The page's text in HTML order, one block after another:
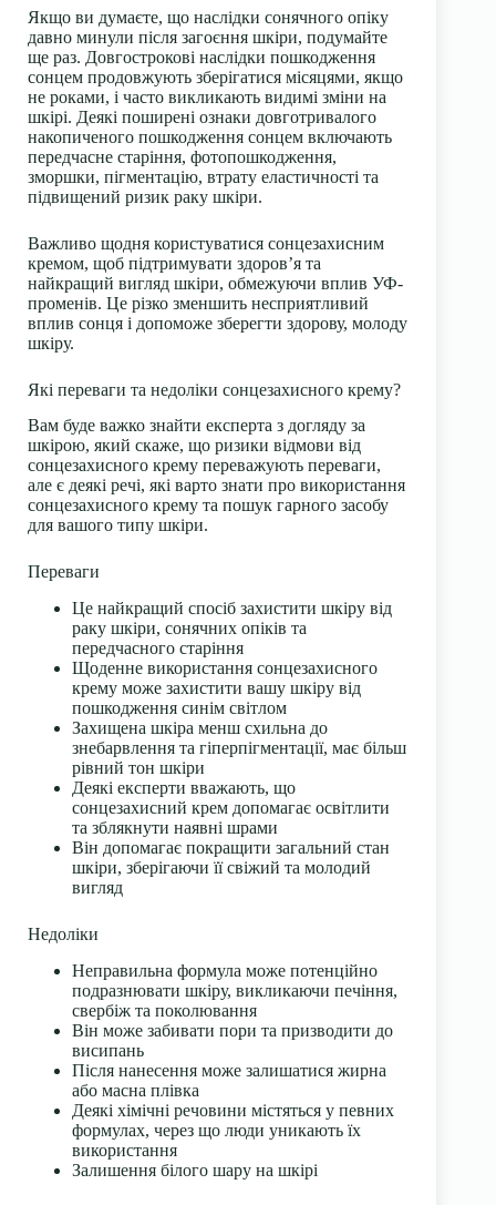
Якщо ви думаєте, що наслідки сонячного опіку
давно минули після загоєння шкіри, подумайте
ще раз. Довгострокові наслідки пошкодження
сонцем продовжують зберігатися місяцями, якщо
не роками, і часто викликають видимі зміни на
шкірі. Деякі поширені ознаки довготривалого
накопиченого пошкодження сонцем включають
передчасне старіння, фотопошкодження,
зморшки, пігментацію, втрату еластичності та
підвищений ризик раку шкіри.
Важливо щодня користуватися сонцезахисним
кремом, щоб підтримувати здоров’я та
найкращий вигляд шкіри, обмежуючи вплив УФ-
променів. Це різко зменшить несприятливий
вплив сонця і допоможе зберегти здорову, молоду
шкіру.
Які переваги та недоліки сонцезахисного крему?
Вам буде важко знайти експерта з догляду за
шкірою, який скаже, що ризики відмови від
сонцезахисного крему переважують переваги,
але є деякі речі, які варто знати про використання
сонцезахисного крему та пошук гарного засобу
для вашого типу шкіри.
Переваги
Це найкращий спосіб захистити шкіру від
раку шкіри, сонячних опіків та
передчасного старіння
Щоденне використання сонцезахисного
крему може захистити вашу шкіру від
пошкодження синім світлом
Захищена шкіра менш схильна до
знебарвлення та гіперпігментації, має більш
рівний тон шкіри
Деякі експерти вважають, що
сонцезахисний крем допомагає освітлити
та зблякнути наявні шрами
Він допомагає покращити загальний стан
шкіри, зберігаючи її свіжий та молодий
вигляд
Недоліки
Неправильна формула може потенційно
подразнювати шкіру, викликаючи печіння,
свербіж та поколювання
Він може забивати пори та призводити до
висипань
Після нанесення може залишатися жирна
або масна плівка
Деякі хімічні речовини містяться у певних
формулах, через що люди уникають їх
використання
Залишення білого шару на шкірі